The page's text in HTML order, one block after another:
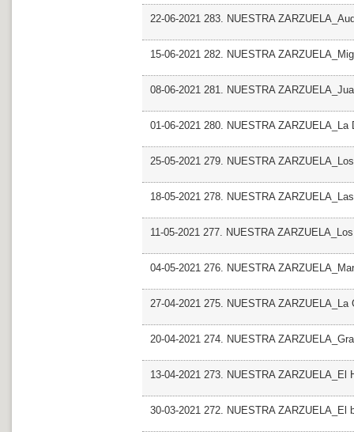
22-06-2021 283. NUESTRA
15-06-2021 282. NUESTRA
08-06-2021 281. NUESTRA
01-06-2021 280. NUESTRA ZARZUELA_La
25-05-2021 279. NUESTRA
18-05-2021 278. NUESTRA
11-05-2021 277. NUESTRA
04-05-2021 276. NUESTRA
27-04-2021 275. NUESTRA
20-04-2021 274. NUESTRA
13-04-2021 273. NUESTRA ZARZUELA_El
30-03-2021 272. NUESTRA ZARZUELA_El